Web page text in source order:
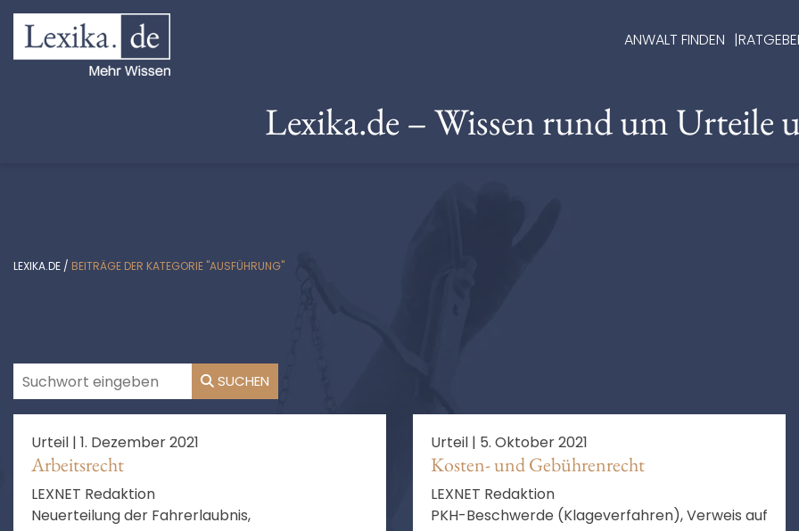
ANWALT FINDEN
Lexika.de – Wissen rund um Urteile
LEXIKA.DE / BEITRÄGE DER KATEGORIE "AUSFÜHRUNG"
SUCHEN
Urteil | 1. Dezember 2021
Arbeitsrecht
LEXNET Redaktion
Neuerteilung der Fahrerlaubnis,
Urteil | 5. Oktober 2021
Kosten- und Gebührenrecht
LEXNET Redaktion
PKH-Beschwerde (Klageverfahren), Verweis auf